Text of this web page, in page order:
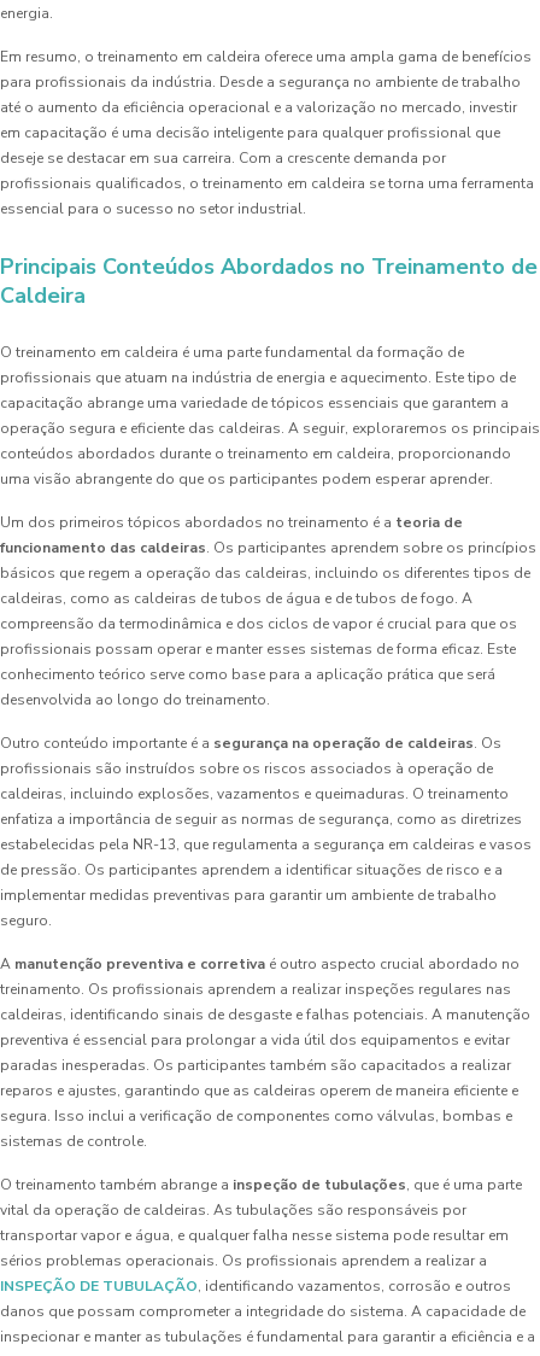
energia.
Em resumo, o treinamento em caldeira oferece uma ampla gama de benefícios
para profissionais da indústria. Desde a segurança no ambiente de trabalho
até o aumento da eficiência operacional e a valorização no mercado, investir
em capacitação é uma decisão inteligente para qualquer profissional que
deseje se destacar em sua carreira. Com a crescente demanda por
profissionais qualificados, o treinamento em caldeira se torna uma ferramenta
essencial para o sucesso no setor industrial.
Principais Conteúdos Abordados no Treinamento de
Caldeira
O treinamento em caldeira é uma parte fundamental da formação de
profissionais que atuam na indústria de energia e aquecimento. Este tipo de
capacitação abrange uma variedade de tópicos essenciais que garantem a
operação segura e eficiente das caldeiras. A seguir, exploraremos os principais
conteúdos abordados durante o treinamento em caldeira, proporcionando
uma visão abrangente do que os participantes podem esperar aprender.
Um dos primeiros tópicos abordados no treinamento é a teoria de
funcionamento das caldeiras. Os participantes aprendem sobre os princípios
básicos que regem a operação das caldeiras, incluindo os diferentes tipos de
caldeiras, como as caldeiras de tubos de água e de tubos de fogo. A
compreensão da termodinâmica e dos ciclos de vapor é crucial para que os
profissionais possam operar e manter esses sistemas de forma eficaz. Este
conhecimento teórico serve como base para a aplicação prática que será
desenvolvida ao longo do treinamento.
Outro conteúdo importante é a segurança na operação de caldeiras. Os
profissionais são instruídos sobre os riscos associados à operação de
caldeiras, incluindo explosões, vazamentos e queimaduras. O treinamento
enfatiza a importância de seguir as normas de segurança, como as diretrizes
estabelecidas pela NR-13, que regulamenta a segurança em caldeiras e vasos
de pressão. Os participantes aprendem a identificar situações de risco e a
implementar medidas preventivas para garantir um ambiente de trabalho
seguro.
A manutenção preventiva e corretiva é outro aspecto crucial abordado no
treinamento. Os profissionais aprendem a realizar inspeções regulares nas
caldeiras, identificando sinais de desgaste e falhas potenciais. A manutenção
preventiva é essencial para prolongar a vida útil dos equipamentos e evitar
paradas inesperadas. Os participantes também são capacitados a realizar
reparos e ajustes, garantindo que as caldeiras operem de maneira eficiente e
segura. Isso inclui a verificação de componentes como válvulas, bombas e
sistemas de controle.
O treinamento também abrange a inspeção de tubulações, que é uma parte
vital da operação de caldeiras. As tubulações são responsáveis por
transportar vapor e água, e qualquer falha nesse sistema pode resultar em
sérios problemas operacionais. Os profissionais aprendem a realizar a
INSPEÇÃO DE TUBULAÇÃO, identificando vazamentos, corrosão e outros
danos que possam comprometer a integridade do sistema. A capacidade de
inspecionar e manter as tubulações é fundamental para garantir a eficiência e a